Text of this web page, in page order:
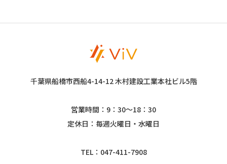
千葉県船橋市西船4-14-12 木村建設工業本社ビル5階
営業時間：9：30～18：30
定休日：毎週火曜日・水曜日
TEL：047-411-7908